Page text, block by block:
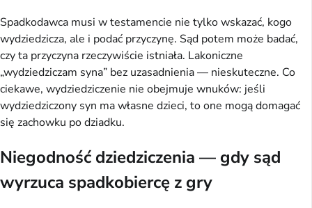
Spadkodawca musi w testamencie nie tylko wskazać, kogo
wydziedzicza, ale i podać przyczynę. Sąd potem może badać,
czy ta przyczyna rzeczywiście istniała. Lakoniczne
„wydziedziczam syna” bez uzasadnienia — nieskuteczne. Co
ciekawe, wydziedziczenie nie obejmuje wnuków: jeśli
wydziedziczony syn ma własne dzieci, to one mogą domagać
się zachowku po dziadku.
Niegodność dziedziczenia — gdy sąd
wyrzuca spadkobiercę z gry